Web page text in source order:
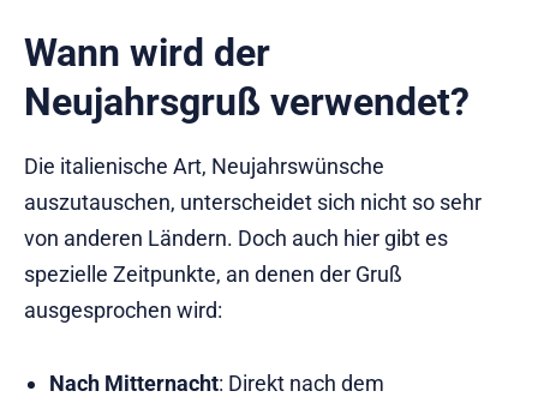
Wann wird der
Neujahrsgruß verwendet?
Die italienische Art, Neujahrswünsche
auszutauschen, unterscheidet sich nicht so sehr
von anderen Ländern. Doch auch hier gibt es
spezielle Zeitpunkte, an denen der Gruß
ausgesprochen wird:
Nach Mitternacht: Direkt nach dem